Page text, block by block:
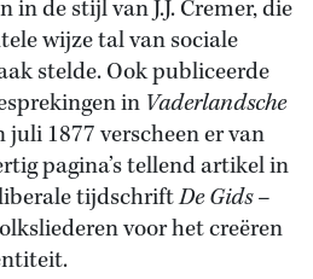
in de stijl van J.J. Cremer, die
wijze tal van sociale
stelde. Ook publiceerde
in Vaderlandsche
juli 1877 verscheen er van
pagina’s tellend artikel in
tijdschriftDe Gids–
voor het creëren